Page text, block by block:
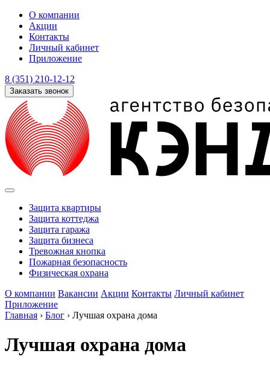
О компании
Акции
Контакты
Личный кабинет
Приложение
8 (351) 210-12-12
Заказать звонок
Защита квартиры
Защита коттеджа
Защита гаража
Защита бизнеса
Тревожная кнопка
Пожарная безопасность
Физическая охрана
О компании Вакансии Акции Контакты Личный кабинет
Приложение
Главная › Блог › Лучшая охрана дома
Лучшая охрана дома